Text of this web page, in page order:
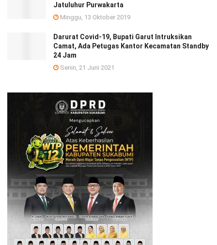
Jatuluhur Purwakarta
Minggu, 13 Oktober 2019
Darurat Covid-19, Bupati Garut Intruksikan
Camat, Ada Petugas Kantor Kecamatan Standby
24 Jam
Senin, 21 Juni 2021